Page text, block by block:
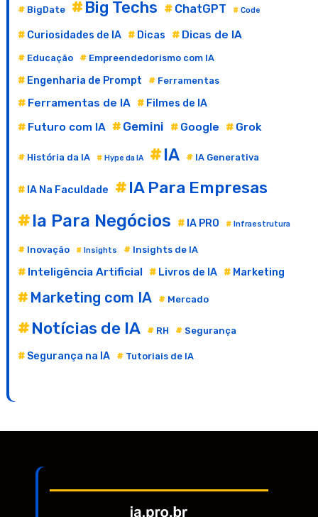
BigDate Big Techs ChatGPT Code
Curiosidades de IA Dicas Dicas de IA
Educação Empreendedorismo com IA
Engenharia de Prompt Ferramentas
Ferramentas de IA Filmes de IA
Futuro com IA Gemini Google Grok
História da IA Hype da IA IA IA Generativa
IA Na Faculdade IA Para Empresas
Ia Para Negócios IA PRO Infraestrutura
Inovação Insights Insights de IA
Inteligência Artificial Livros de IA Marketing
Marketing com IA Mercado
Notícias de IA RH Segurança
Segurança na IA Tutoriais de IA